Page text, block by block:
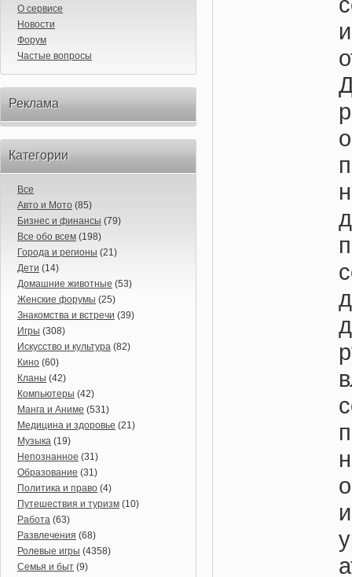
О сервисе
Новости
Форум
Частые вопросы
Реклама
Категории
Все
Авто и Мото (85)
Бизнес и финансы (79)
Все обо всем (198)
Города и регионы (21)
Дети (14)
Домашние животные (53)
Женские форумы (25)
Знакомства и встречи (39)
Игры (308)
Искусство и культура (82)
Кино (60)
Кланы (42)
Компьютеры (42)
Манга и Аниме (531)
Медицина и здоровье (21)
Музыка (19)
Непознанное (31)
Образование (31)
Политика и право (4)
Путешествия и туризм (10)
Работа (63)
Развлечения (68)
Ролевые игры (4358)
Семья и быт (9)